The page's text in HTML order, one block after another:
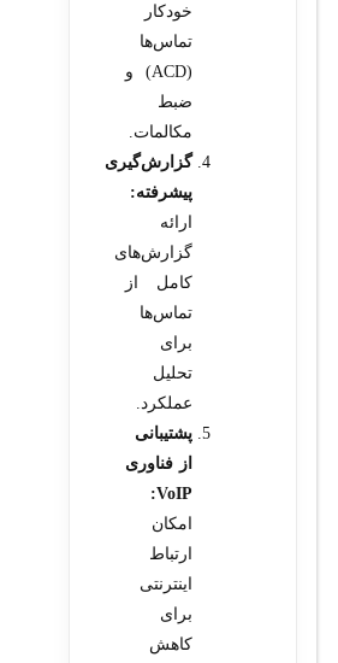
خودکار
تماس‌ها
(ACD) و
ضبط
مکالمات.
گزارش‌گیری
پیشرفته:
ارائه
گزارش‌های
کامل از
تماس‌ها
برای
تحلیل
عملکرد.
پشتیبانی
از فناوری
VoIP:
امکان
ارتباط
اینترنتی
برای
کاهش